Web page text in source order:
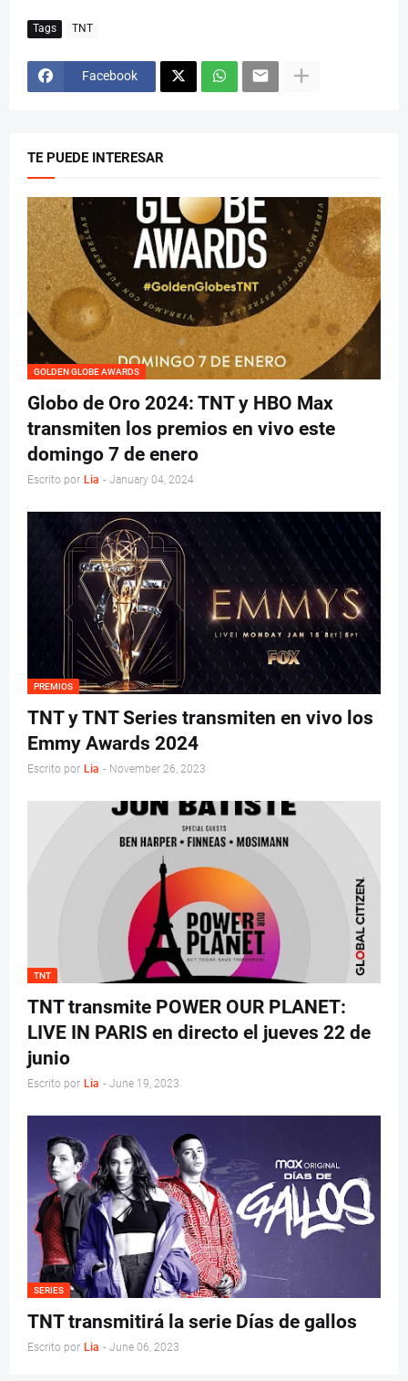
Tags TNT
Facebook
TE PUEDE INTERESAR
GOLDEN GLOBE AWARDS
Globo de Oro 2024: TNT y HBO Max
transmiten los premios en vivo este
domingo 7 de enero
Escrito por Lia - January 04, 2024
PREMIOS
TNT y TNT Series transmiten en vivo los
Emmy Awards 2024
Escrito por Lia - November 26, 2023
TNT
TNT transmite POWER OUR PLANET:
LIVE IN PARIS en directo el jueves 22 de
junio
Escrito por Lia - June 19, 2023
SERIES
TNT transmitirá la serie Días de gallos
Escrito por Lia - June 06, 2023